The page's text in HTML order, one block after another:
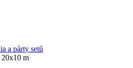
a párty setů
20x10 m